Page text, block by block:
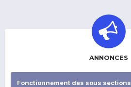
ANNONCES
Fonctionnement des sous sections